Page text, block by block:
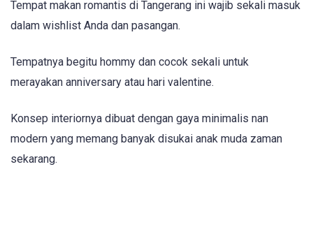
Tempat makan romantis di Tangerang ini wajib sekali masuk
dalam wishlist Anda dan pasangan.
Tempatnya begitu hommy dan cocok sekali untuk
merayakan anniversary atau hari valentine.
Konsep interiornya dibuat dengan gaya minimalis nan
modern yang memang banyak disukai anak muda zaman
sekarang.